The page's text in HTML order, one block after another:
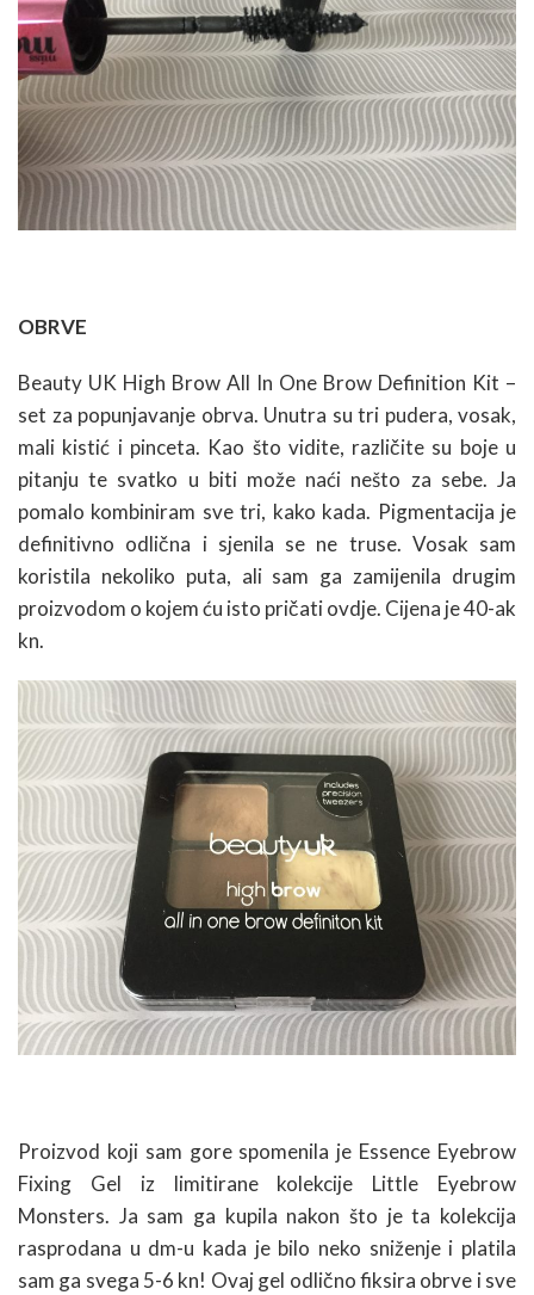
OBRVE
Beauty UK High Brow All In One Brow Definition Kit –
set za popunjavanje obrva. Unutra su tri pudera, vosak,
mali kistić i pinceta. Kao što vidite, različite su boje u
pitanju te svatko u biti može naći nešto za sebe. Ja
pomalo kombiniram sve tri, kako kada. Pigmentacija je
definitivno odlična i sjenila se ne truse. Vosak sam
koristila nekoliko puta, ali sam ga zamijenila drugim
proizvodom o kojem ću isto pričati ovdje. Cijena je 40-ak
kn.
Proizvod koji sam gore spomenila je Essence Eyebrow
Fixing Gel iz limitirane kolekcije Little Eyebrow
Monsters. Ja sam ga kupila nakon što je ta kolekcija
rasprodana u dm-u kada je bilo neko sniženje i platila
sam ga svega 5-6 kn! Ovaj gel odlično fiksira obrve i sve